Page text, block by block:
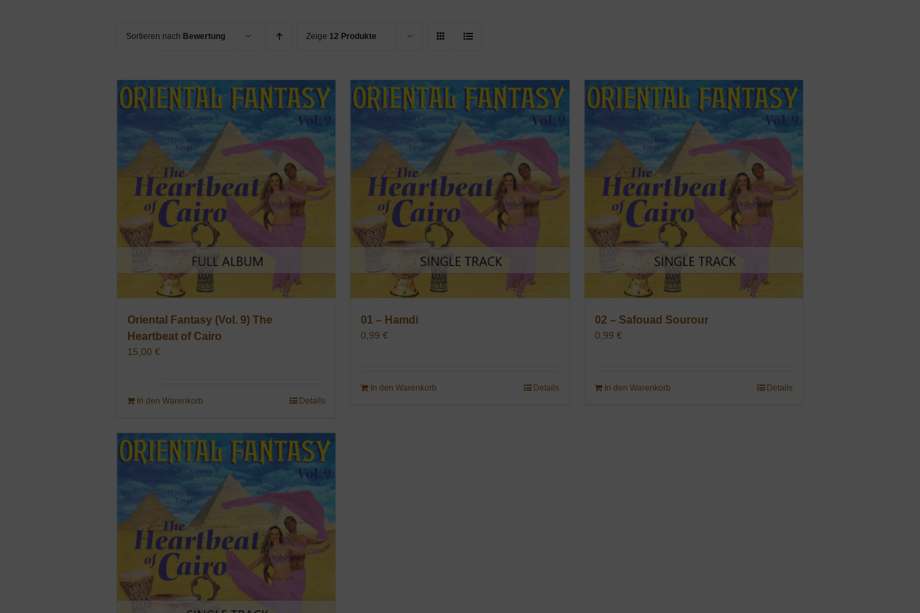
Sortieren nach Bewertung Zeige 12 Produkte
Oriental Fantasy (Vol. 9) The
Heartbeat of Cairo
15,00 €
In den Warenkorb Details
01 – Hamdi
0,99€
In den Warenkorb Details
02 – Safouad Sourour
0,99 €
In den Warenkorb Details